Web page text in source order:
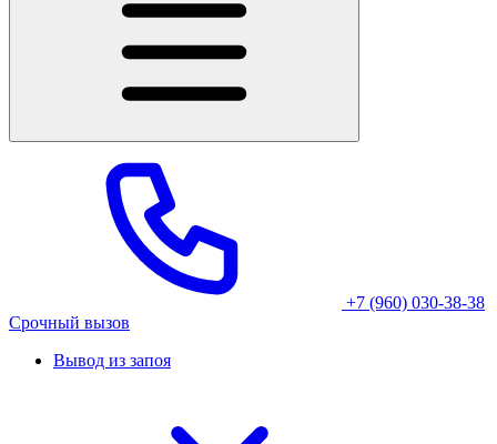
+7 (960) 030-38-38
Срочный вызов
Вывод из запоя